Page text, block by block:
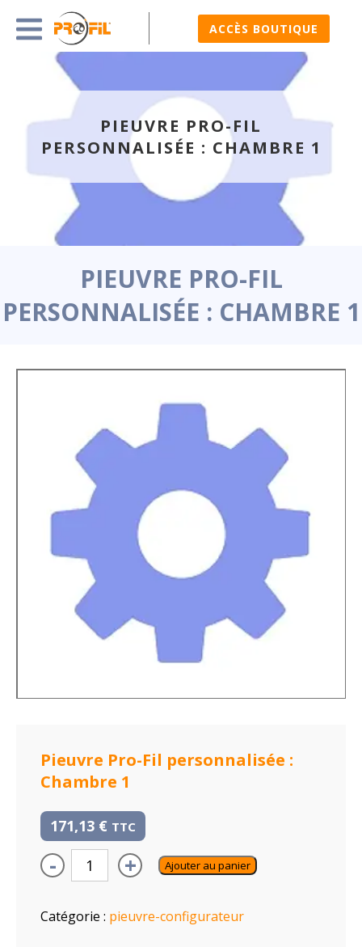
ACCÈS BOUTIQUE
PIEUVRE PRO-FIL
PERSONNALISÉE : CHAMBRE 1
PIEUVRE PRO-FIL
PERSONNALISÉE : CHAMBRE 1
Pieuvre Pro-Fil personnalisée :
Chambre 1
171,13 € TTC
- + Ajouter au panier
Catégorie : pieuvre-configurateur